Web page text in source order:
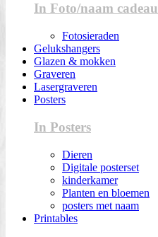
In Foto/naam cadeau
Fotosieraden
Gelukshangers
Glazen & mokken
Graveren
Lasergraveren
Posters
In Posters
Dieren
Digitale posterset
kinderkamer
Planten en bloemen
posters met naam
Printables